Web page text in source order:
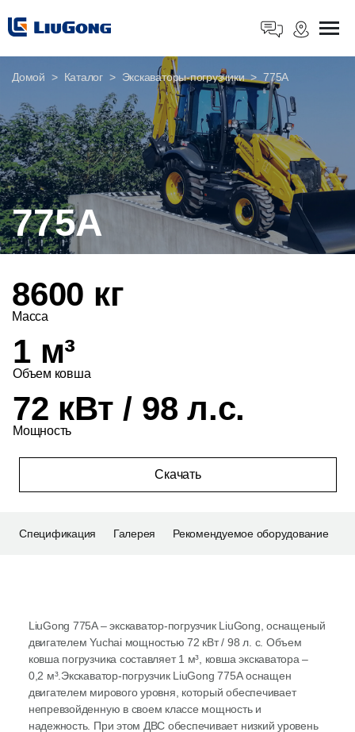
775А
8600 кг
Масса
1 м³
Объем ковша
72 кВт / 98 л.с.
Мощность
Скачать
Домой Каталог Экскаваторы-погрузчики 775А
Спецификация Галерея Рекомендуемое оборудование
LiuGong 775A – экскаватор-погрузчик LiuGong, оснащеный
двигателем Yuchai мощностью 72 кВт / 98 л. с. Объем
ковша погрузчика составляет 1 м³, ковша экскаватора –
0,2 м³.Экскаватор-погрузчик LiuGong 775A оснащен
двигателем мирового уровня, который обеспечивает
непревзойденную в своем классе мощность и
надежность. При этом ДВС обеспечивает низкий уровень